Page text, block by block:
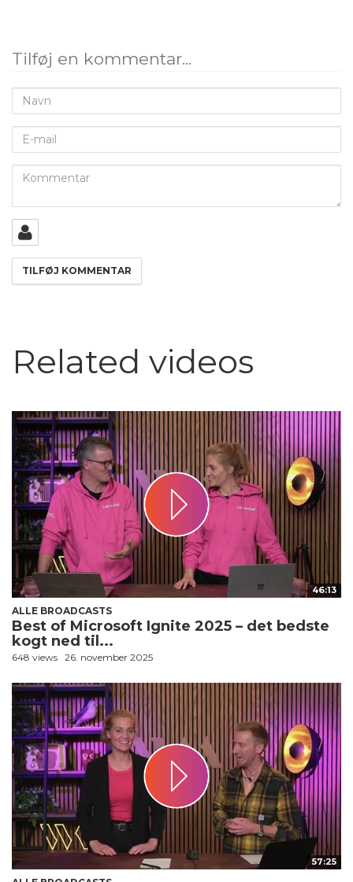
Tilføj en kommentar...
Navn
mail
Kommentar
Related videos
46:13
ALLE BROADCASTS
Best of Microsoft Ignite 2025 – det bedste
kogt ned til...
648 views 26. november 2025
57:25